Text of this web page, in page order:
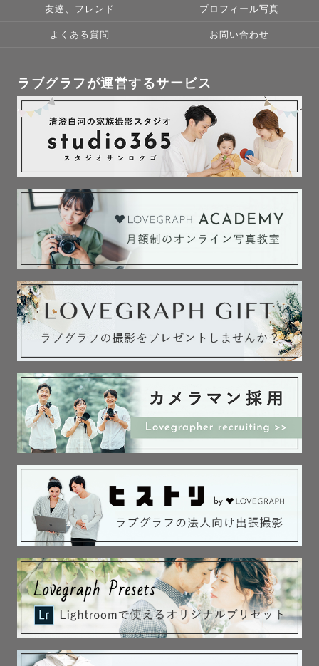
友達、フレンド プロフィール写真
よくある質問 お問い合わせ
ラブグラフが運営するサービス